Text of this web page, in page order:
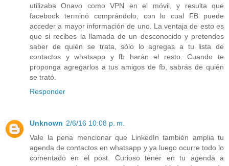
utilizaba Onavo como VPN en el móvil, y resulta que
facebook terminó comprándolo, con lo cual FB puede
acceder a mayor información de uno. La ventaja de esto es
que si recibes la llamada de un desconocido y pretendes
saber de quién se trata, sólo lo agregas a tu lista de
contactos y whatsapp y fb harán el resto. Cuando te
proponga agregarlos a tus amigos de fb, sabrás de quién
se trató.
Responder
Unknown 2/6/16 10:08 p. m.
Vale la pena mencionar que LinkedIn también amplia tu
agenda de contactos en whatsapp y ya luego ocurre todo lo
comentado en el post. Curioso tener en tu agenda a